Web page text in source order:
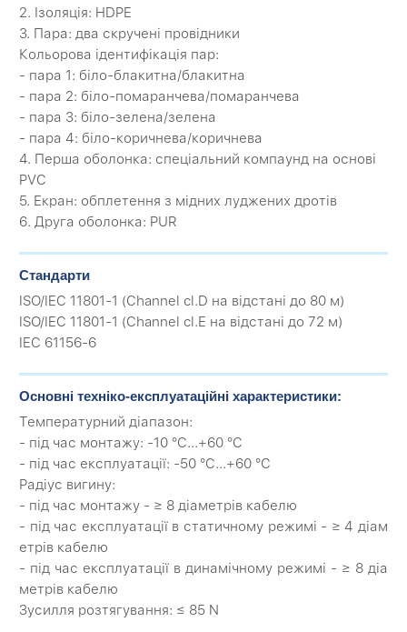
2. Ізоляція: HDPE
3. Пара: два скручені провідники
Кольорова ідентифікація пар:
- пара 1: біло-блакитна/блакитна
- пара 2: біло-помаранчева/помаранчева
- пара 3: біло-зелена/зелена
- пара 4: біло-коричнева/коричнева
4. Перша оболонка: спеціальний компаунд на основі
PVC
5. Екран: обплетення з мідних луджених дротів
6. Друга оболонка: PUR
Стандарти
ISO/IEC 11801-1 (Channel cl.D на відстані до 80 м)
ISO/IEC 11801-1 (Channel cl.Е на відстані до 72 м)
IEC 61156-6
Основні техніко-експлуатаційні характеристики:
Температурний діапазон:
- під час монтажу: -10 °C...+60 °C
- під час експлуатації: -50 °C...+60 °C
Радіус вигину:
- під час монтажу - ≥ 8 діаметрів кабелю
- під час експлуатації в статичному режимі - ≥ 4 діам
етрів кабелю
- під час експлуатації в динамічному режимі - ≥ 8 діа
метрів кабелю
Зусилля розтягування: ≤ 85 N